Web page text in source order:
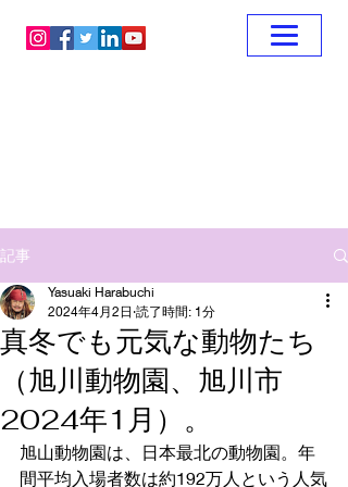
記事
真冬でも元気な動物たち
（旭川動物園、旭川市
2024年1月）。
Yasuaki Harabuchi
2024年4月2日 読了時間: 1分
旭山動物園は、日本最北の動物園。年
間平均入場者数は約192万人という人気